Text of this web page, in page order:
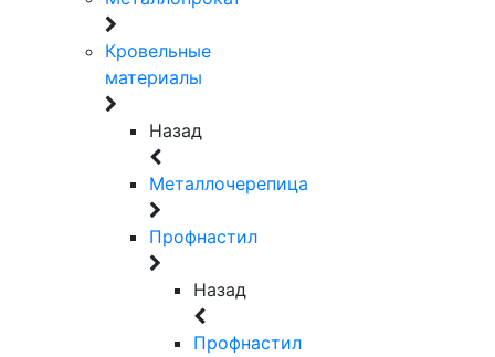
Кровельные
материалы
Назад
Металлочерепица
Профнастил
Назад
Профнастил